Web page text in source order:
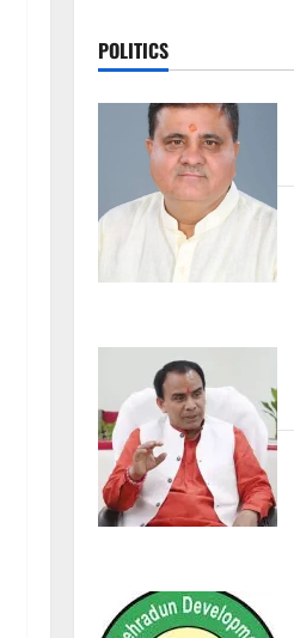
POLITICS